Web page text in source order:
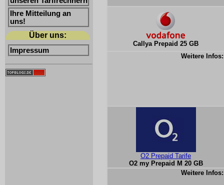
Ihre Mitteilung an
uns!
Über uns:
Impressum
Callya Prepaid 25 GB
Weitere Infos:
O2 Prepaid Tarife
O2 my Prepaid M 20 GB
Weitere Infos: